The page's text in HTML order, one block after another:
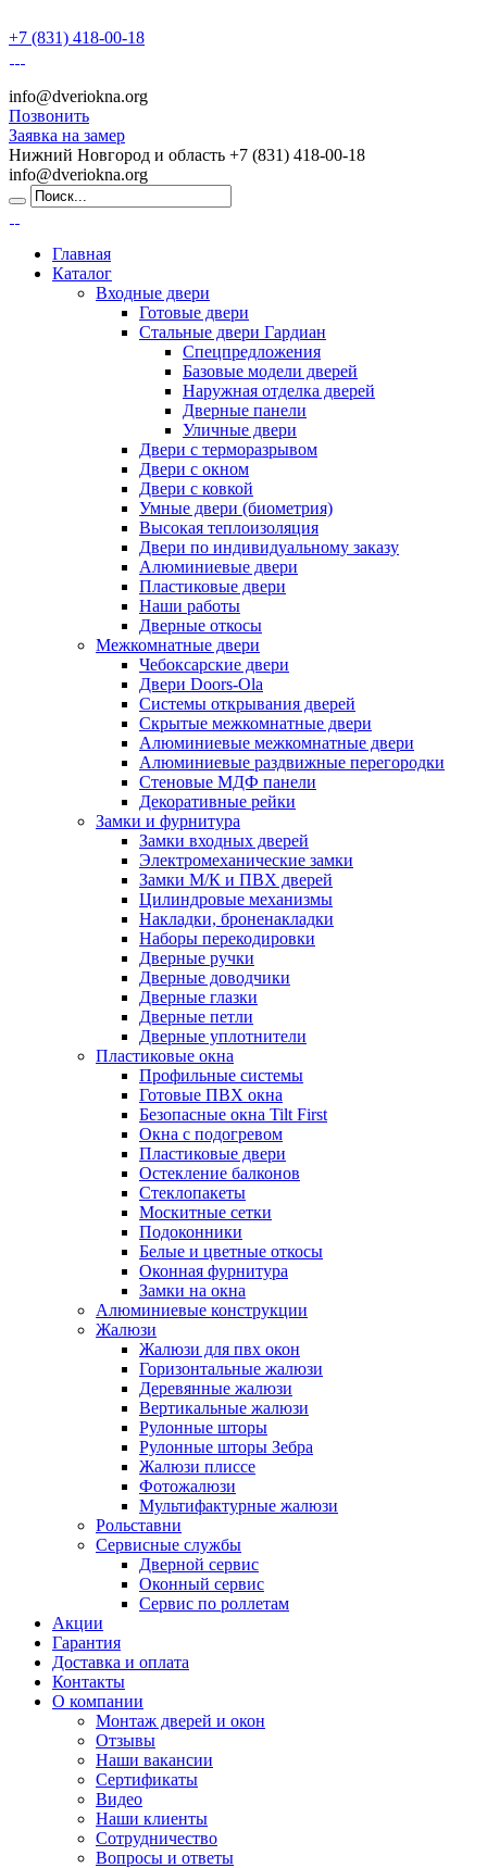
+7 (831) 418-00-18
info@dveriokna.org
Позвонить
Заявка на замер
Нижний Новгород и область +7 (831) 418-00-18
info@dveriokna.org
Главная
Каталог
Входные двери
Готовые двери
Стальные двери Гардиан
Спецпредложения
Базовые модели дверей
Наружная отделка дверей
Дверные панели
Уличные двери
Двери с терморазрывом
Двери с окном
Двери с ковкой
Умные двери (биометрия)
Высокая теплоизоляция
Двери по индивидуальному заказу
Алюминиевые двери
Пластиковые двери
Наши работы
Дверные откосы
Межкомнатные двери
Чебоксарские двери
Двери Doors-Ola
Системы открывания дверей
Скрытые межкомнатные двери
Алюминиевые межкомнатные двери
Алюминиевые раздвижные перегородки
Стеновые МДФ панели
Декоративные рейки
Замки и фурнитура
Замки входных дверей
Электромеханические замки
Замки М/К и ПВХ дверей
Цилиндровые механизмы
Накладки, броненакладки
Наборы перекодировки
Дверные ручки
Дверные доводчики
Дверные глазки
Дверные петли
Дверные уплотнители
Пластиковые окна
Профильные системы
Готовые ПВХ окна
Безопасные окна Tilt First
Окна с подогревом
Пластиковые двери
Остекление балконов
Стеклопакеты
Москитные сетки
Подоконники
Белые и цветные откосы
Оконная фурнитура
Замки на окна
Алюминиевые конструкции
Жалюзи
Жалюзи для пвх окон
Горизонтальные жалюзи
Деревянные жалюзи
Вертикальные жалюзи
Рулонные шторы
Рулонные шторы Зебра
Жалюзи плиссе
Фотожалюзи
Мультифактурные жалюзи
Рольставни
Сервисные службы
Дверной сервис
Оконный сервис
Сервис по роллетам
Акции
Гарантия
Доставка и оплата
Контакты
О компании
Монтаж дверей и окон
Отзывы
Наши вакансии
Сертификаты
Видео
Наши клиенты
Сотрудничество
Вопросы и ответы